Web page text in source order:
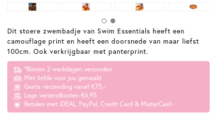
Dit stoere zwembadje van Swim Essentials heeft een
camouflage print en heeft een doorsnede van maar liefst
100cm. Ook verkrijgbaar met panterprint.
*Binnen 2 werkdagen verzonden
Met liefde voor jou gemaakt
Gratis verzending vanaf €75,-
Lage verzendkosten €6,95
Betalen met iDEAL, PayPal, Credit Card & MisterCash